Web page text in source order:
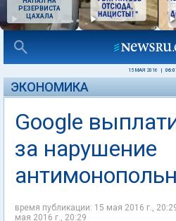
РЕЗЕРВИСТА
ЦАХАЛА
15 МАЯ 2016
ЭКОНОМИКА
Google
за нарушение
время публикации: 15 мая 2016 г.,
мая 2016 г., 20:29